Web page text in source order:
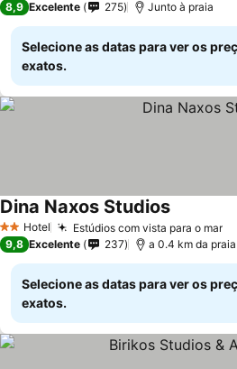
8,9 Excelente 275 Junto à praia
Selecione as datas para ver os
exatos.
2 Estrelas
Hotel Estúdios com vista para o mar
Dina Naxos Studios
9,8 Excelente 237 a 0.4 km da praia
Selecione as datas para ver os
exatos.